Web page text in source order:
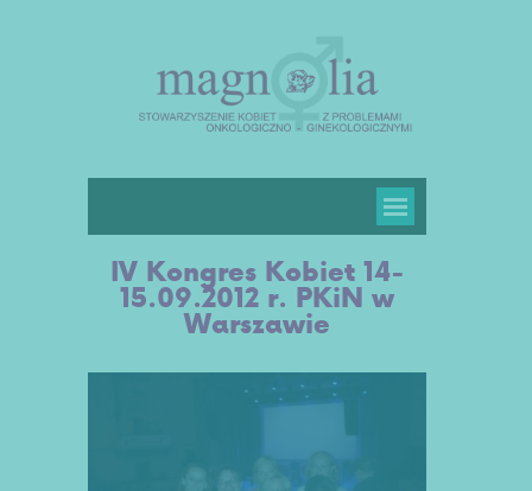
IV Kongres Kobiet 14-
15.09.2012 r. PKiN w
Warszawie